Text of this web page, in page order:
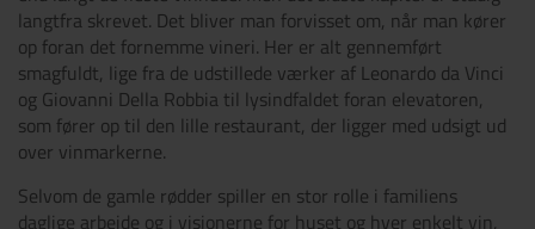
langtfra skrevet. Det bliver man forvisset om, når man kører
op foran det fornemme vineri. Her er alt gennemført
smagfuldt, lige fra de udstillede værker af Leonardo da Vinci
og Giovanni Della Robbia til lysindfaldet foran elevatoren,
som fører op til den lille restaurant, der ligger med udsigt ud
over vinmarkerne.
Selvom de gamle rødder spiller en stor rolle i familiens
daglige arbejde og i visionerne for huset og hver enkelt vin,